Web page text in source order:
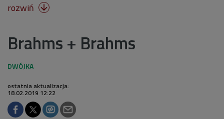
rozwiń 
Brahms + Brahms
ostatnia aktualizacja:
18.02.2019 12:22